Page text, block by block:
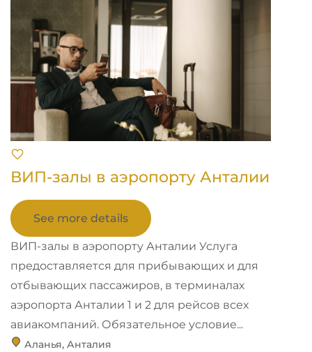
ВИП-залы в аэропорту Анталии
See more details
ВИП-залы в аэропорту Анталии Услуга
предоставляется для прибывающих и для
отбывающих пассажиров, в терминалах
аэропорта Анталии 1 и 2 для рейсов всех
авиакомпаний. Обязательное условие...
Аланья, Анталия